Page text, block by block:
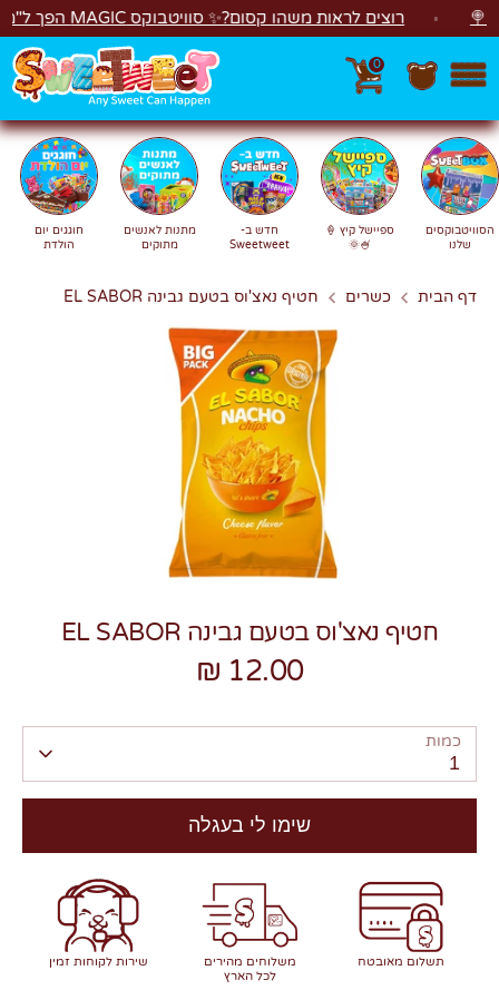
דלג רוצים לראות משהו קסום?✨ סוויטבוקס MAGIC הפך ל"מכונת משחקים"! 🎁🕹️
0
חפשחיפוש
צרו קשר
הסוויטבוקסים
שלנו
ספיישל קיץ 🍦
🍧🌞
חדש ב-
Sweetweet
מתנות לאנשים
מתוקים
חוגגים יום
הולדת
דף הבית כשרים חטיף נאצ'וס בטעם גבינה EL SABOR
חטיף נאצ'וס בטעם גבינה EL SABOR
12.00 ₪
כמות
1
שימו לי בעגלה
תשלום מאובטח
משלוחים מהירים
לכל הארץ
שירות לקוחות זמין